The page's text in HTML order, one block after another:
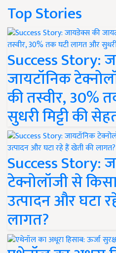
Top Stories
Success Story:
जायटॉनिक
की तस्वीर, 30%
सुधरी मिट्टी की
Success Story:
टेक्नोलॉजी से
उत्पादन और घटा
लागत?